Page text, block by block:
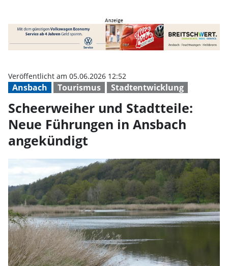
Ansbach Tourismus Stadtentwicklung
Veröffentlicht am 05.06.2026 12:52
Scheerweiher und Stadtteile:
Neue Führungen in Ansbach
angekündigt